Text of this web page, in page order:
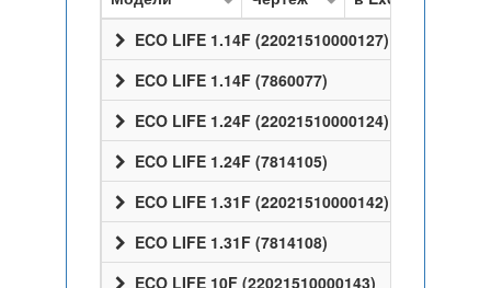
ECO LIFE 1.14F (22021510000127)
ECO LIFE 1.14F (7860077)
ECO LIFE 1.24F (22021510000124)
ECO LIFE 1.24F (7814105)
ECO LIFE 1.31F (22021510000142)
ECO LIFE 1.31F (7814108)
ECO LIFE 10F (22021510000143)